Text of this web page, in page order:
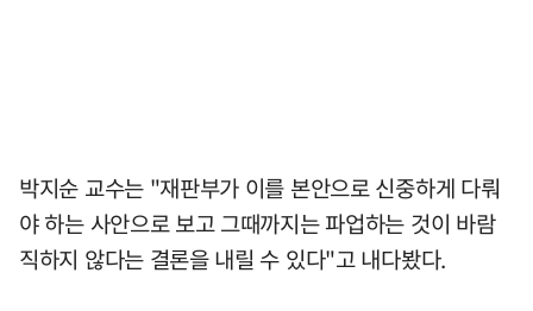
박지순 교수는 "재판부가 이를 본안으로 신중하게 다뤄
야 하는 사안으로 보고 그때까지는 파업하는 것이 바람
직하지 않다는 결론을 내릴 수 있다"고 내다봤다.